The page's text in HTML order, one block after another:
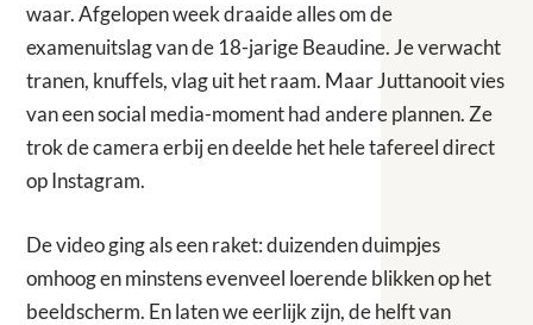
waar. Afgelopen week draaide alles om de
examenuitslag van de 18-jarige Beaudine. Je verwacht
tranen, knuffels, vlag uit het raam. Maar Juttanooit vies
van een social media-moment had andere plannen. Ze
trok de camera erbij en deelde het hele tafereel direct
op Instagram.
De video ging als een raket: duizenden duimpjes
omhoog en minstens evenveel loerende blikken op het
beeldscherm. En laten we eerlijk zijn, de helft van